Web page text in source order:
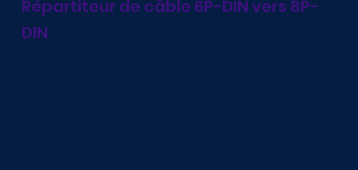
Répartiteur de câble 6P-DIN vers 8P-
DIN